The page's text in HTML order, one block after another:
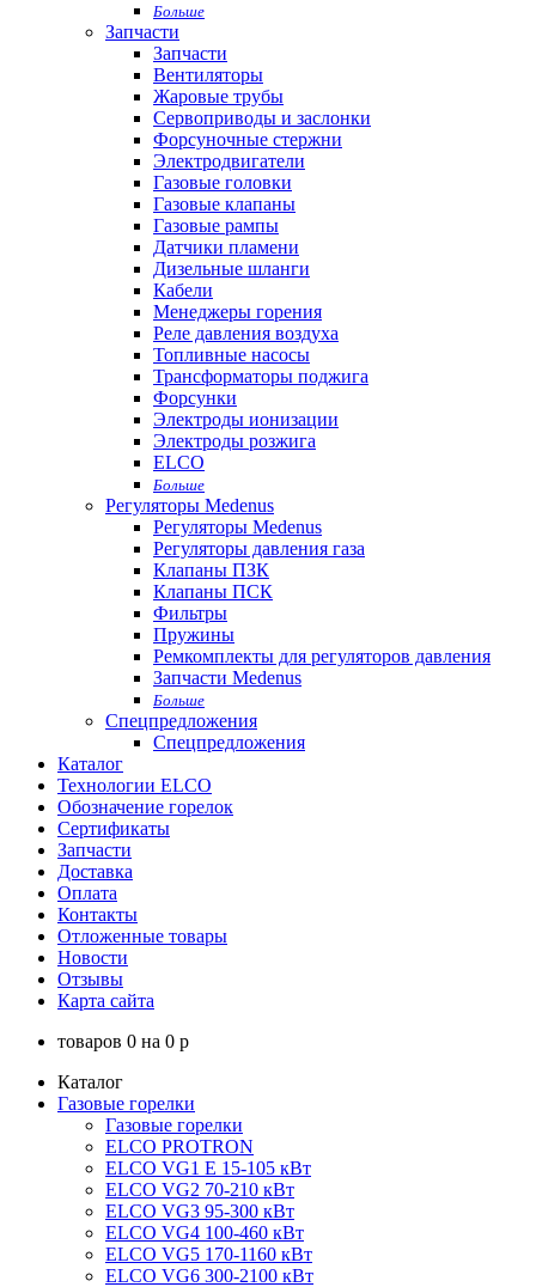
Больше
Запчасти
Запчасти
Вентиляторы
Жаровые трубы
Сервоприводы и заслонки
Форсуночные стержни
Электродвигатели
Газовые головки
Газовые клапаны
Газовые рампы
Датчики пламени
Дизельные шланги
Кабели
Менеджеры горения
Реле давления воздуха
Топливные насосы
Трансформаторы поджига
Форсунки
Электроды ионизации
Электроды розжига
ELCO
Больше
Регуляторы Medenus
Регуляторы Medenus
Регуляторы давления газа
Клапаны ПЗК
Клапаны ПСК
Фильтры
Пружины
Ремкомплекты для регуляторов давления
Запчасти Medenus
Больше
Спецпредложения
Спецпредложения
Каталог
Технологии ELCO
Обозначение горелок
Сертификаты
Запчасти
Доставка
Оплата
Контакты
Отложенные товары
Новости
Отзывы
Карта сайта
товаров 0 на 0 p
Каталог
Газовые горелки
Газовые горелки
ELCO PROTRON
ELCO VG1 E 15-105 кВт
ELCO VG2 70-210 кВт
ELCO VG3 95-300 кВт
ELCO VG4 100-460 кВт
ELCO VG5 170-1160 кВт
ELCO VG6 300-2100 кВт